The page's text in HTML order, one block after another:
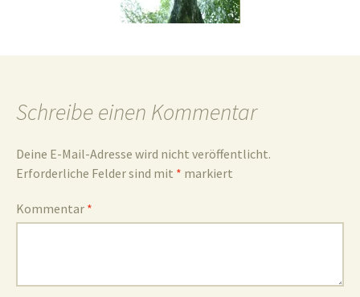
aus
und
Schreibe einen Kommentar
Deine E-Mail-Adresse wird nicht veröffentlicht.
Erforderliche Felder sind mit * markiert
Kommentar *